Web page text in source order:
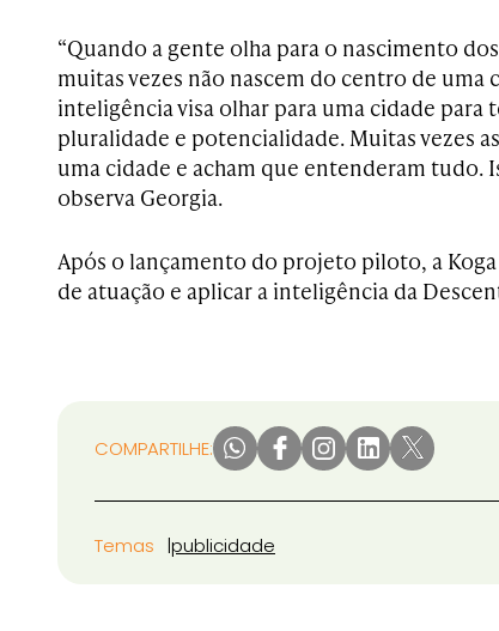
“Quando a gente olha para o nascimento
muitas vezes não nascem do centro de uma
inteligência visa olhar para uma cidade para
pluralidade e potencialidade. Muitas vezes
uma cidade e acham que entenderam tudo.
observa Georgia.
Após o lançamento do projeto piloto, a
de atuação e aplicar a inteligência da
COMPARTILHE:
Temas publicidade